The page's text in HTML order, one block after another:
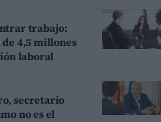
trabajo:
4,5 millones
laboral
secretario
no es el